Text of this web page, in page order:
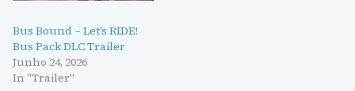
Bus Bound – Let’s RIDE!
Bus Pack DLC Trailer
Junho 24, 2026
In "Trailer"